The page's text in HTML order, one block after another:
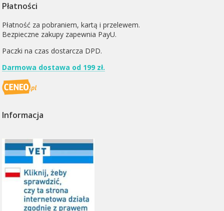
Płatności
Płatność za pobraniem, kartą i przelewem.
Bezpieczne zakupy zapewnia PayU.
Paczki na czas dostarcza DPD.
Darmowa dostawa od 199 zł.
Informacja